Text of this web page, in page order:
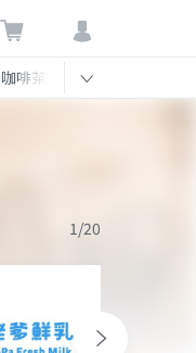
咖啡茶
1/20